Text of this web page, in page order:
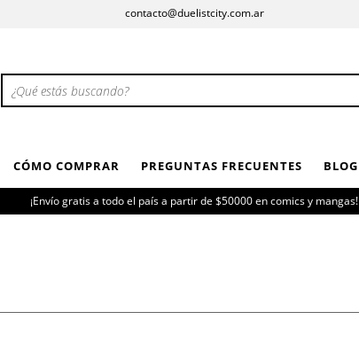
contacto@duelistcity.com.ar
CÓMO COMPRAR PREGUNTAS FRECUENTES BLOG
¡Envío gratis a todo el país a partir de $50000 en comics y mangas!